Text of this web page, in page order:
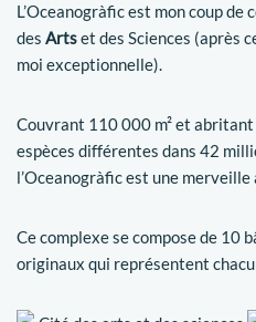
L’Oceanogràfic est mon coup
des Artset des Sciences (après
moi exceptionnelle).
Couvrant 110 000 m² et
espèces différentes dans 42
l’Oceanogràfic est une merveille
Ce complexe se compose de 10
originaux qui représentent